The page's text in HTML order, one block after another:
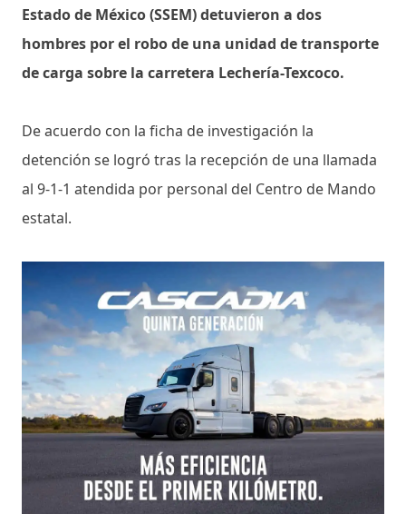
Estado de México (SSEM) detuvieron a dos
hombres por el robo de una unidad de transporte
de carga sobre la carretera Lechería-Texcoco.
De acuerdo con la ficha de investigación la
detención se logró tras la recepción de una llamada
al 9-1-1 atendida por personal del Centro de Mando
estatal.